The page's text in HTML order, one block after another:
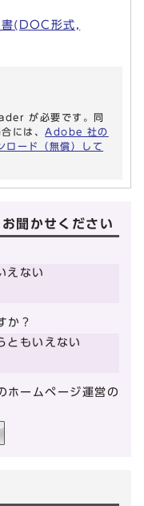
書(DOC形式,
が必要です。同
には、 Adobe 社の
ード（無償）して
聞かせください
えない
か？
ともいえない
ホームページ運営の